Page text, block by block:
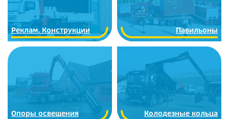
Реклам. Конструкции Павильоны
Опоры освещения Колодезные кольца